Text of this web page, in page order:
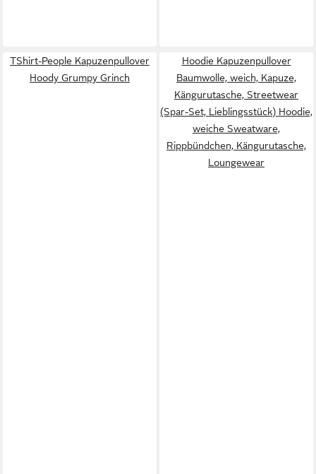
TShirt-People Kapuzenpullover
Hoody Grumpy Grinch
Hoodie Kapuzenpullover
Baumwolle, weich, Kapuze,
Kängurutasche, Streetwear
(Spar-Set, Lieblingsstück) Hoodie,
weiche Sweatware,
Rippbündchen, Kängurutasche,
Loungewear